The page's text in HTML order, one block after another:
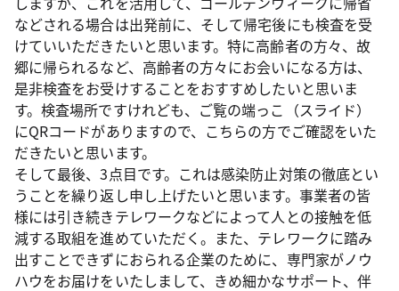
などされる場合は出発前に、そして帰宅後にも検査を受
けていいただきたいと思います。特に高齢者の方々、故
郷に帰られるなど、高齢者の方々にお会いになる方は、
是非検査をお受けすることをおすすめしたいと思いま
す。検査場所ですけれども、ご覧の端っこ（スライド）
にQRコードがありますので、こちらの方でご確認をいた
だきたいと思います。
そして最後、3点目です。これは感染防止対策の徹底とい
うことを繰り返し申し上げたいと思います。事業者の皆
様には引き続きテレワークなどによって人との接触を低
減する取組を進めていただく。また、テレワークに踏み
出すことできずにおられる企業のために、専門家がノウ
ハウをお届けをいたしまして、きめ細かなサポート、伴